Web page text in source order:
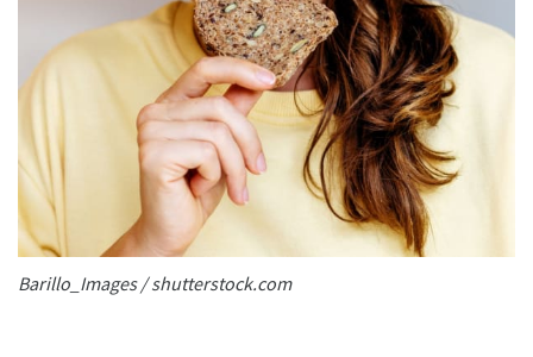
Barillo_Images / shutterstock.com